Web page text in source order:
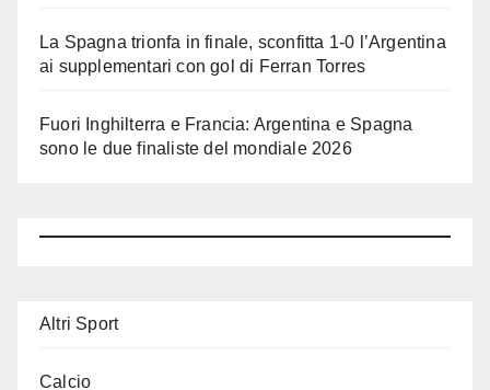
La Spagna trionfa in finale, sconfitta 1-0 l’Argentina
ai supplementari con gol di Ferran Torres
Fuori Inghilterra e Francia: Argentina e Spagna
sono le due finaliste del mondiale 2026
Altri Sport
Calcio